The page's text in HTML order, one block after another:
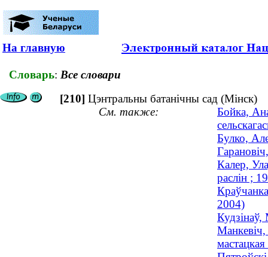
На главную
Словарь: Все словари
[210] Цэнтральны батанічны сад (Мінск)
См. также:
Бойка,
Булко,
Калер,
раслін ;
2004)
Кудзінаў,
Манкевіч,